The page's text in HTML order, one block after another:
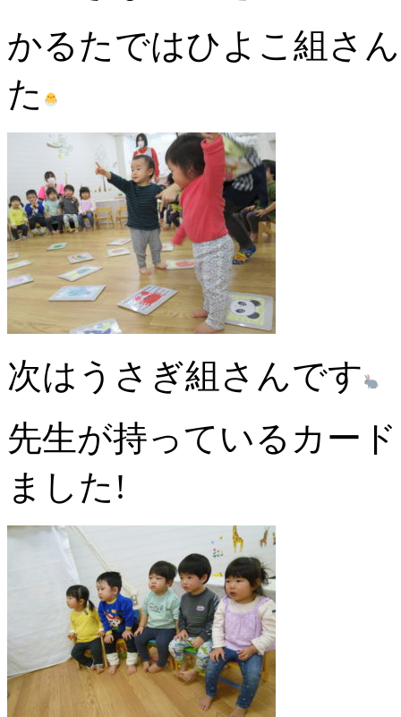
かるたではひよこ組さ
た
次はうさぎ組さんです
先生が持っているカー
ました!